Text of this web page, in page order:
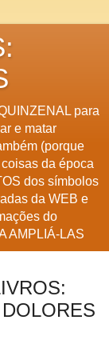
para
e matar
(porque
da época
dos símbolos
da WEB e
do
AMPLIÁ-LAS